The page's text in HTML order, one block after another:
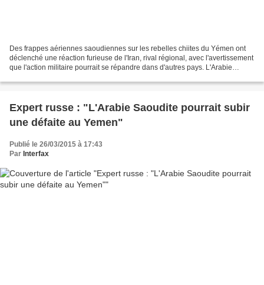
Des frappes aériennes saoudiennes sur les rebelles chiites du Yémen ont
déclenché une réaction furieuse de l'Iran, rival régional, avec l'avertissement
que l'action militaire pourrait se répandre dans d'autres pays. L'Arabie
Expert russe : "L'Arabie Saoudite pourrait subir
une défaite au Yemen"
Publié le 26/03/2015 à 17:43
Par Interfax